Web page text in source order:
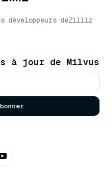
développeurs deZilliz
à jour de Milvus